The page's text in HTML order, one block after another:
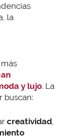
la
y lujo. La
buscan:
creatividad